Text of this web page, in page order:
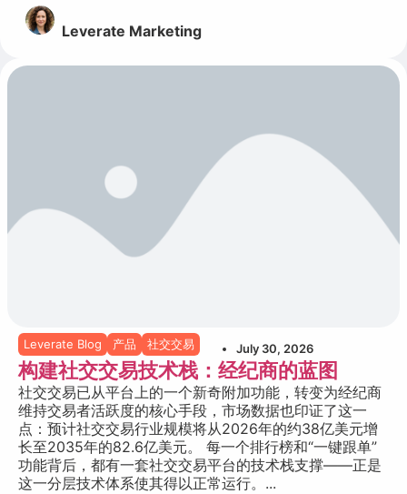
Leverate Marketing
Leverate Blog 产品 社交交易 July 30, 2026
构建社交交易技术栈：经纪商的蓝图
社交交易已从平台上的一个新奇附加功能，转变为经纪商
维持交易者活跃度的核心手段，市场数据也印证了这一
点：预计社交交易行业规模将从2026年的约38亿美元增
长至2035年的82.6亿美元。 每一个排行榜和“一键跟单”
功能背后，都有一套社交交易平台的技术栈支撑——正是
这一分层技术体系使其得以正常运行。...